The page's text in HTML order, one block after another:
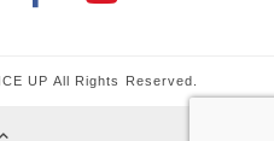
UP All Rights Reserved.